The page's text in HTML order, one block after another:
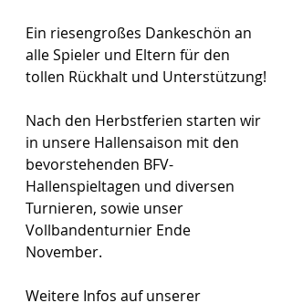
Ein riesengroßes Dankeschön an
alle Spieler und Eltern für den
tollen Rückhalt und Unterstützung!
Nach den Herbstferien starten wir
in unsere Hallensaison mit den
bevorstehenden BFV-
Hallenspieltagen und diversen
Turnieren, sowie unser
Vollbandenturnier Ende
November.
Weitere Infos auf unserer